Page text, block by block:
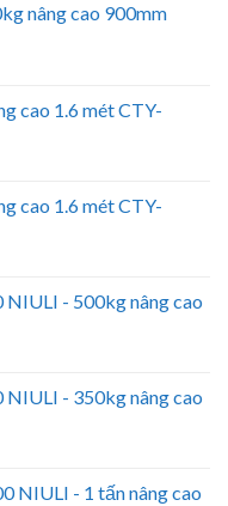
nâng cao 900mm
cao 1.6 mét CTY-
cao 1.6 mét CTY-
NIULI - 500kg nâng cao
NIULI - 350kg nâng cao
NIULI - 1 tấn nâng cao